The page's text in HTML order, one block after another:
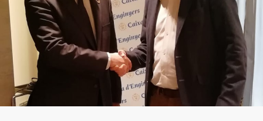
d
e
p
t
e
g
n
c
l
d
e
c